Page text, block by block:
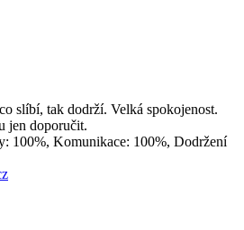
slíbí, tak dodrží. Velká spokojenost.
jen doporučit.
100%, Komunikace: 100%, Dodržení